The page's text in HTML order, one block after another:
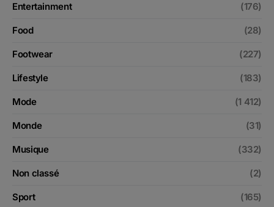
Entertainment (176)
Food (28)
Footwear (227)
Lifestyle (183)
Mode (1 412)
Monde (31)
Musique (332)
Non classé (2)
Sport (165)